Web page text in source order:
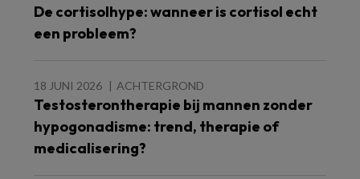
De cortisolhype: wanneer is cortisol echt
een probleem?
18 JUNI 2026 ACHTERGROND
Testosterontherapie bij mannen zonder
hypogonadisme: trend, therapie of
medicalisering?